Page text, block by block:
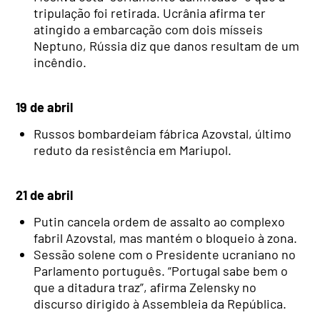
tripulação foi retirada. Ucrânia afirma ter
atingido a embarcação com dois mísseis
Neptuno, Rússia diz que danos resultam de um
incêndio.
19 de abril
Russos bombardeiam fábrica Azovstal, último
reduto da resistência em Mariupol.
21 de abril
Putin cancela ordem de assalto ao complexo
fabril Azovstal, mas mantém o bloqueio à zona.
Sessão solene com o Presidente ucraniano no
Parlamento português. “Portugal sabe bem o
que a ditadura traz”, afirma Zelensky no
discurso dirigido à Assembleia da República.